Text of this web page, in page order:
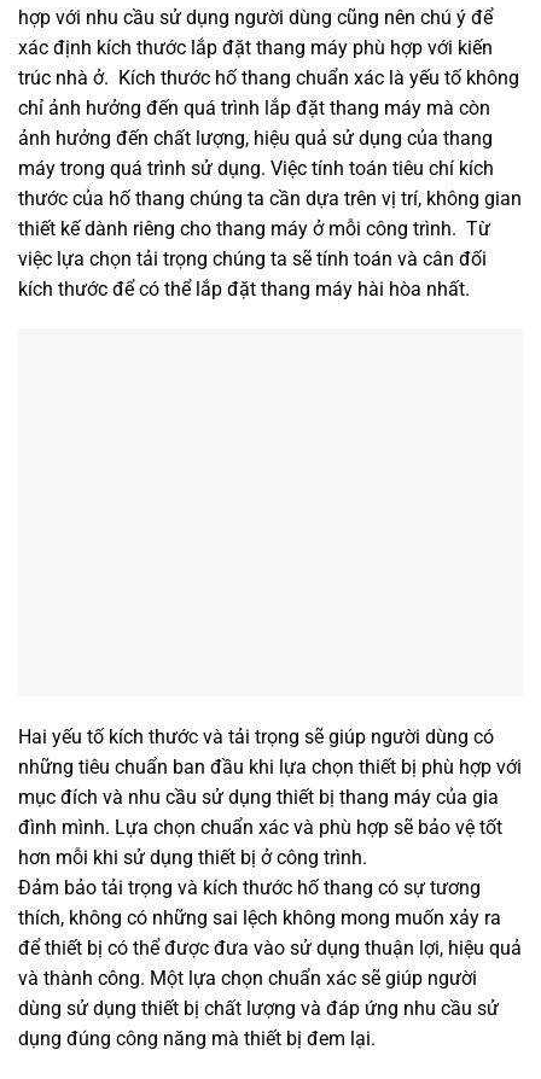
hợp với nhu cầu sử dụng người dùng cũng nên chú ý để
xác định kích thước lắp đặt thang máy phù hợp với kiến
trúc nhà ở. Kích thước hố thang chuẩn xác là yếu tố không
chỉ ảnh hưởng đến quá trình lắp đặt thang máy mà còn
ảnh hưởng đến chất lượng, hiệu quả sử dụng của thang
máy trong quá trình sử dụng. Việc tính toán tiêu chí kích
thước của hố thang chúng ta cần dựa trên vị trí, không gian
thiết kế dành riêng cho thang máy ở mỗi công trình. Từ
việc lựa chọn tải trọng chúng ta sẽ tính toán và cân đối
kích thước để có thể lắp đặt thang máy hài hòa nhất.
Hai yếu tố kích thước và tải trọng sẽ giúp người dùng có
những tiêu chuẩn ban đầu khi lựa chọn thiết bị phù hợp với
mục đích và nhu cầu sử dụng thiết bị thang máy của gia
đình mình. Lựa chọn chuẩn xác và phù hợp sẽ bảo vệ tốt
hơn mỗi khi sử dụng thiết bị ở công trình.
Đảm bảo tải trọng và kích thước hố thang có sự tương
thích, không có những sai lệch không mong muốn xảy ra
để thiết bị có thể được đưa vào sử dụng thuận lợi, hiệu quả
và thành công. Một lựa chọn chuẩn xác sẽ giúp người
dùng sử dụng thiết bị chất lượng và đáp ứng nhu cầu sử
dụng đúng công năng mà thiết bị đem lại.